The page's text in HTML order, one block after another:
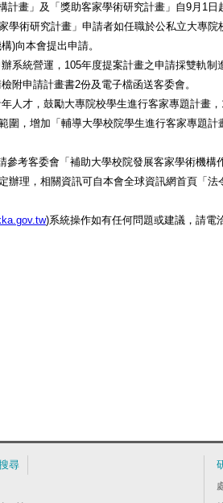
計畫」及「獎助客家學術研究計畫」自9月1日
學術研究計畫」申請者如任職於公私立大專院
)向本會提出申請。
系統營運，105年度提案計畫之申請採雙軌制
附申請計畫書2份及電子檔函送客委會。
人才，鼓勵大專院校學生進行客家專題計畫
圍，增加「輔導大學校院學生進行客家專題計
參考客委會「補助大學校院發展客家學術機構
理，相關資訊可自本會全球資訊網首頁「法
)系統操作如有任何問題或建議，請電
尋